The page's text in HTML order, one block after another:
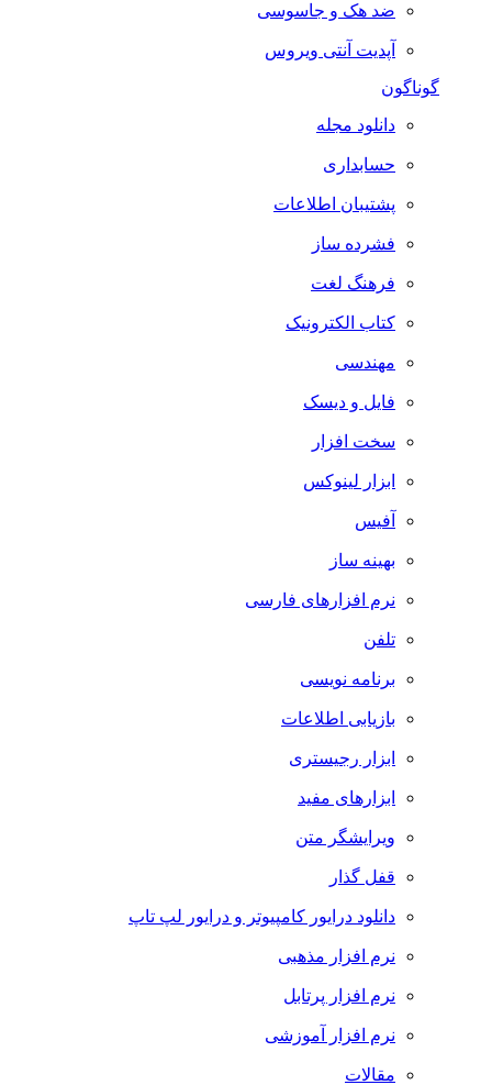
ضد هک و جاسوسی
آپدیت آنتی ویروس
گوناگون
دانلود مجله
حسابداری
پشتیبان اطلاعات
فشرده ساز
فرهنگ لغت
کتاب الکترونیک
مهندسی
فایل و دیسک
سخت افزار
ابزار لینوکس
آفیس
بهینه ساز
نرم افزارهای فارسی
تلفن
برنامه نویسی
بازیابی اطلاعات
ابزار رجیستری
ابزارهای مفید
ویرایشگر متن
قفل گذار
دانلود درایور کامپیوتر و درایور لپ تاپ
نرم افزار مذهبی
نرم افزار پرتابل
نرم افزار آموزشی
مقالات